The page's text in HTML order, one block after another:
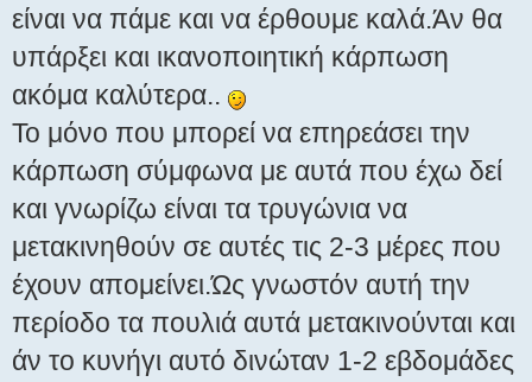
είναι να πάμε και να έρθουμε καλά.Άν θα
υπάρξει και ικανοποιητική κάρπωση
ακόμα καλύτερα..
Το μόνο που μπορεί να επηρεάσει την
κάρπωση σύμφωνα με αυτά που έχω δεί
και γνωρίζω είναι τα τρυγώνια να
μετακινηθούν σε αυτές τις 2-3 μέρες που
έχουν απομείνει.Ώς γνωστόν αυτή την
περίοδο τα πουλιά αυτά μετακινούνται και
άν το κυνήγι αυτό δινώταν 1-2 εβδομάδες